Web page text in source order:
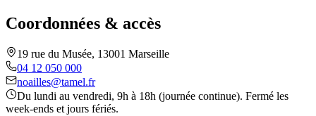
Coordonnées & accès
19 rue du Musée, 13001 Marseille
04 12 050 000
noailles@tamel.fr
Du lundi au vendredi, 9h à 18h (journée continue). Fermé les
week-ends et jours fériés.